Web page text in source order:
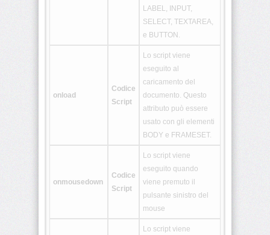
<dialog>
LABEL, INPUT,
SELECT, TEXTAREA,
e BUTTON.
onload
Codice
Script
Lo script viene
eseguito al
caricamento del
documento. Questo
attributo può essere
usato con gli elementi
BODY e FRAMESET.
onmousedown
Codice
Script
Lo script viene
eseguito quando
viene premuto il
pulsante sinistro del
mouse
Lo script viene